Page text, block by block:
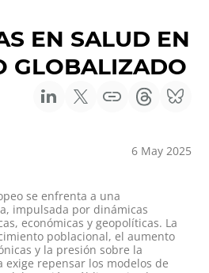
EN SALUD EN
GLOBALIZADO
6 May 2025
se enfrenta a una
impulsada por dinámicas
económicas y geopolíticas. La
poblacional, el aumento
y la presión sobre la
repensar los modelos de